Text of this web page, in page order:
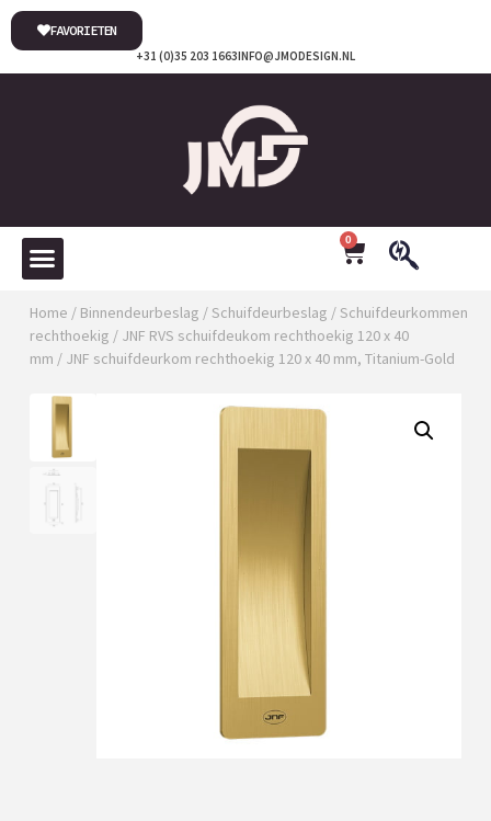
INFO@JMODESIGN.NL
+31 (0)35 203 1663
FAVORIETEN
0
Home / Binnendeurbeslag /Schuifdeurbeslag /Schuifdeurkommen
rechthoekig / JNF RVS schuifdeukom rechthoekig 120 x 40
mm / JNF schuifdeurkom rechthoekig 120 x 40 mm, Titanium-Gold